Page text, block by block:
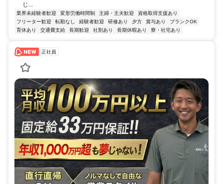
じ...
業界未経験者歓迎 変形労働時間制 主婦・主夫歓迎
資格取得支援あり
フリーター歓迎
転勤なし 経験者歓迎 研修あり 夕方 賞与あり
ブランクOK
育休あり
交通費支給 長期歓迎 社割あり 長期休暇あり 寮・社宅あり
正社員